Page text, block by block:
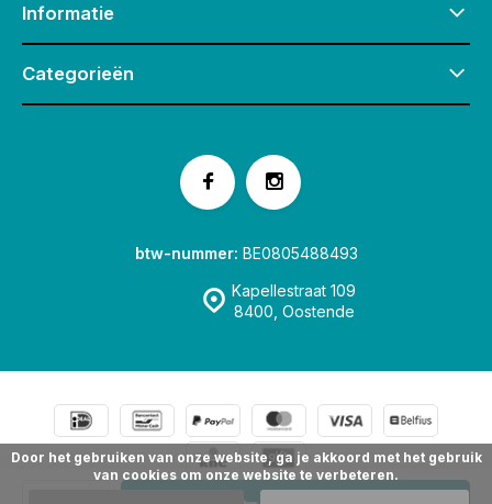
Informatie
Categorieën
Kapellestraat 109
8400, Oostende
btw-nummer: BE0805488493
© Speelgoedwinkel Fox & Co Oostende Sitemap
Door het gebruiken van onze website, ga je akkoord met het gebruik
van cookies om onze website te verbeteren.